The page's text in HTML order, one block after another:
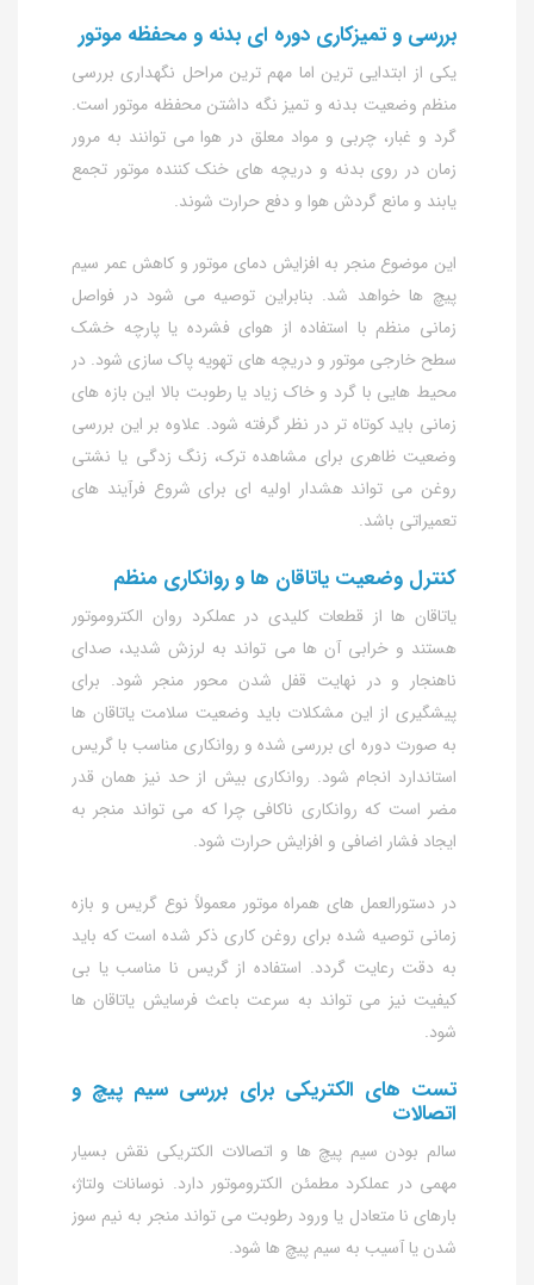
بررسی و تمیزکاری دوره‌ ای بدنه و محفظه موتور
یکی از ابتدایی‌ ترین اما مهم‌ ترین مراحل نگهداری بررسی
منظم وضعیت بدنه و تمیز نگه‌ داشتن محفظه موتور است.
گرد و غبار، چربی و مواد معلق در هوا می‌ توانند به مرور
زمان در روی بدنه و دریچه‌ های خنک‌ کننده موتور تجمع
یابند و مانع گردش هوا و دفع حرارت شوند.
این موضوع منجر به افزایش دمای موتور و کاهش عمر سیم‌
پیچ‌ ها خواهد شد. بنابراین توصیه می‌ شود در فواصل
زمانی منظم با استفاده از هوای فشرده یا پارچه خشک
سطح خارجی موتور و دریچه‌ های تهویه پاک‌ سازی شود. در
محیط‌ هایی با گرد و خاک زیاد یا رطوبت بالا این بازه‌ های
زمانی باید کوتاه‌ تر در نظر گرفته شود. علاوه بر این بررسی
وضعیت ظاهری برای مشاهده ترک، زنگ‌ زدگی یا نشتی
روغن می‌ تواند هشدار اولیه‌ ای برای شروع فرآیند های
تعمیراتی باشد.
کنترل وضعیت یاتاقان‌ ها و روانکاری منظم
یاتاقان‌ ها از قطعات کلیدی در عملکرد روان الکتروموتور
هستند و خرابی آن‌ ها می‌ تواند به لرزش شدید، صدای
ناهنجار و در نهایت قفل شدن محور منجر شود. برای
پیشگیری از این مشکلات باید وضعیت سلامت یاتاقان‌ ها
به صورت دوره‌ ای بررسی شده و روانکاری مناسب با گریس
استاندارد انجام شود. روانکاری بیش از حد نیز همان‌ قدر
مضر است که روانکاری ناکافی چرا که می‌ تواند منجر به
ایجاد فشار اضافی و افزایش حرارت شود.
در دستورالعمل‌ های همراه موتور معمولاً نوع گریس و بازه
زمانی توصیه‌ شده برای روغن‌ کاری ذکر شده است که باید
به‌ دقت رعایت گردد. استفاده از گریس نا مناسب یا بی‌
کیفیت نیز می‌ تواند به سرعت باعث فرسایش یاتاقان‌ ها
شود.
تست‌ های الکتریکی برای بررسی سیم‌ پیچ و
اتصالات
سالم بودن سیم‌ پیچ‌ ها و اتصالات الکتریکی نقش بسیار
مهمی در عملکرد مطمئن الکتروموتور دارد. نوسانات ولتاژ،
بارهای نا متعادل یا ورود رطوبت می‌ تواند منجر به نیم‌ سوز
شدن یا آسیب به سیم‌ پیچ‌ ها شود.